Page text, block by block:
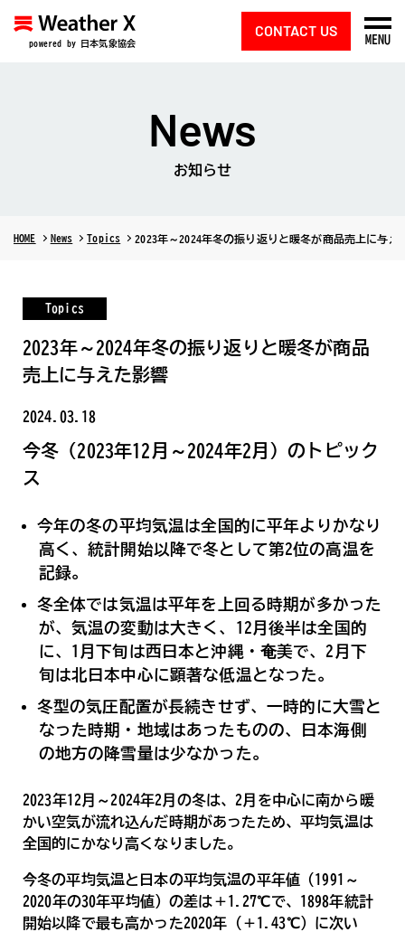
powered by 日本気象協会 MENU
CONTACT US
News
お知らせ
HOME News Topics 2023年～2024年冬の振り返りと暖冬が商品売上に与え
Topics
2023年～2024年冬の振り返りと暖冬が商品
売上に与えた影響
2024.03.18
今冬（2023年12月～2024年2月）のトピック
ス
今年の冬の平均気温は全国的に平年よりかなり
高く、統計開始以降で冬として第2位の高温を
記録。
冬全体では気温は平年を上回る時期が多かった
が、気温の変動は大きく、12月後半は全国的
に、1月下旬は西日本と沖縄・奄美で、2月下
旬は北日本中心に顕著な低温となった。
冬型の気圧配置が長続きせず、一時的に大雪と
なった時期・地域はあったものの、日本海側
の地方の降雪量は少なかった。
2023年12月～2024年2月の冬は、2月を中心に南から暖
かい空気が流れ込んだ時期があったため、平均気温は
全国的にかなり高くなりました。
今冬の平均気温と日本の平均気温の平年値（1991～
2020年の30年平均値）の差は＋1.27℃で、1898年統計
開始以降で最も高かった2020年（＋1.43℃）に次い